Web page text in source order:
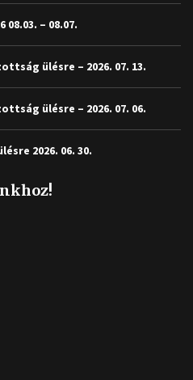
– 08.07.
ülésre – 2026. 07. 13.
ülésre – 2026. 07. 06.
2026. 06. 30.